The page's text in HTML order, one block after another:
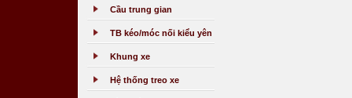
Cầu trung gian
TB kéo/móc nối kiểu yên
Khung xe
Hệ thống treo xe